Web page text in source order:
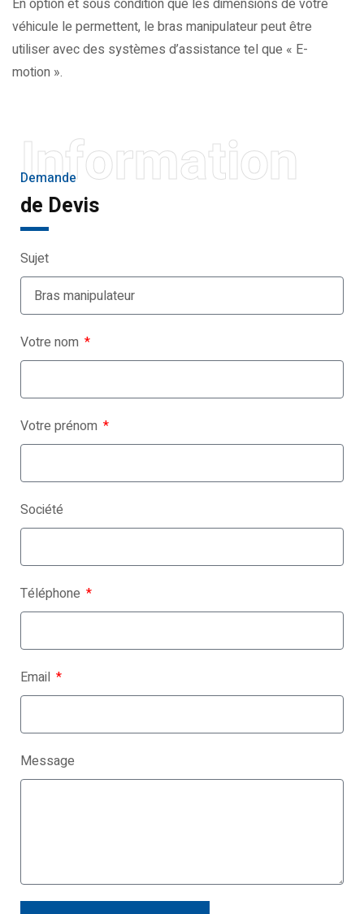
En option et sous condition que les dimensions de votre
véhicule le permettent, le bras manipulateur peut être
utiliser avec des systèmes d’assistance tel que « E-
motion ».
Information
Demande
de Devis
Sujet
Votre nom
Votre prénom
Société
Téléphone
Email
Message